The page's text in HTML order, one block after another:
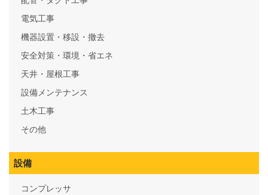
電気工事
機器設置・移設・撤去
安全対策・環境・省エネ
天井・屋根工事
設備メンテナンス
土木工事
その他
設備
コンプレッサ